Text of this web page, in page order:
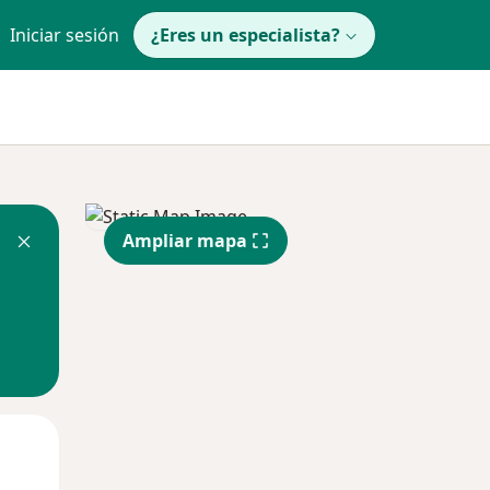
Iniciar sesión ¿Eres un especialista?
Ampliar mapa